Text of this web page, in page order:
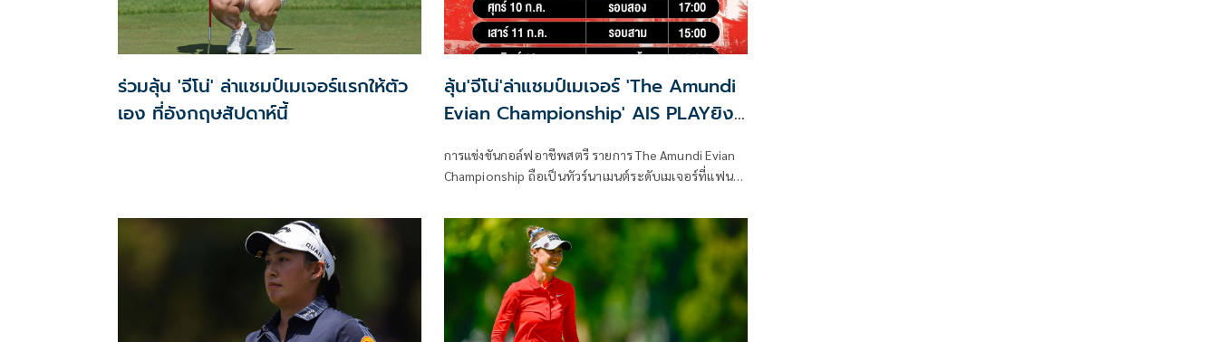
ร่วมลุ้น 'จีโน่' ล่าแชมป์เมเจอร์แรกให้ตัว
เอง ที่อังกฤษสัปดาห์นี้
ลุ้น'จีโน่'ล่าแชมป์เมเจอร์ 'The Amundi
Evian Championship' AIS PLAYยิง
การแข่งขันกอล์ฟอาชีพสตรี รายการ The Amundi Evian
Championship ถือเป็นทัวร์นาเมนต์ระดับเมเจอร์ที่แฟน
กอล์ฟระดับแถวหน้ามาร่วมแข่งขันเพื่อชิงแชมป์อันทรง
เกียรติ โดยในสุดสัปดาห์นี้นำทัพโดยโปรสาวมือหนึ่งของ
โลกคนปัจจุบันอย่าง เนลลี่ คอร์ดา ที่พร้อมลงโชว์วงสวิง
เพื่อล่าแชมป์ในรายการนี้